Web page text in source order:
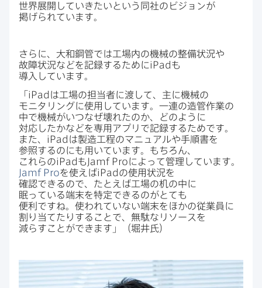
世界展開していきたいと​いう​同社の​ビジョンが​
掲げられています。
さらに、​大和鋼管では​工場内の​機械の​整備状況や​
故障状況などを​記録する​ためにiPadも​
導入しています。
「 iPad は​工場の​担当者に​渡して、​主に​機械の​
モニタリングに​使用しています。​一連の​造管作業の​
中で​機械が​いつなぜ​壊れたのか、​どのように​
対応したかなどを​専用アプリで​記録する​ためです。​
また、 iPad は​製造工程の​マニュアルや​手順書を​
参照するのにも​用いています。​もちろん、​
これらのiPad も Jamf Proに​よって​管理しています。
Jamf Proを​使えばiPad の​使用状況を​
確認できるので、​たとえば​工場の​机の​中に​
眠っている​端末を​特定できるのが​とても​
便利ですね。​使われていない​端末を​ほかの​従業員に​
割り当てたりする​ことで、​無駄な​リソースを​
減らすことができます」​（堀井氏）